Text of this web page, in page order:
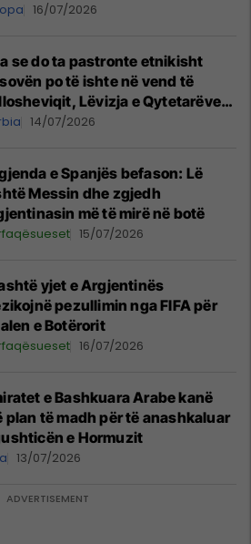
16/07/2026
se do ta pastronte etnikisht
po të ishte në vend të
Lëvizja e Qytetarëve
në Serbi kërkon shkarkimin e
14/07/2026
e Spanjës befason: Lë
Messin dhe zgjedh
më të mirë në botë
15/07/2026
yjet e Argjentinës
pezullimin nga FIFA për
e Botërorit
16/07/2026
e Bashkuara Arabe kanë
plan të madh për të anashkaluar
e Hormuzit
13/07/2026